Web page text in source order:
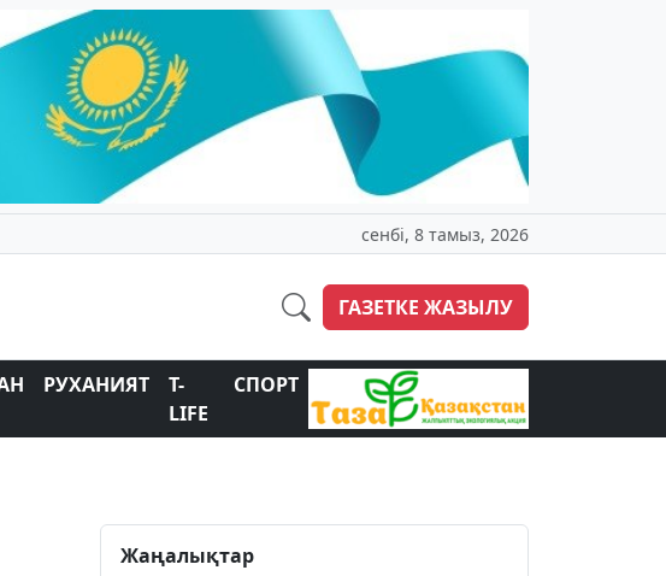
сенбі, 8 тамыз, 2026
ГАЗЕТКЕ ЖАЗЫЛУ
РУХАНИЯТ
T-
LIFE
СПОРТ
Жаңалықтар